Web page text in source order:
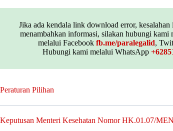
Jika ada kendala link download error,
menambahkan informasi, silakan hubungi kami
melalui Facebook fb.me/paralegalid,
Hubungi kami melalui WhatsApp
Peraturan Pilihan
Keputusan Menteri Kesehatan Nomor HK.01.07/